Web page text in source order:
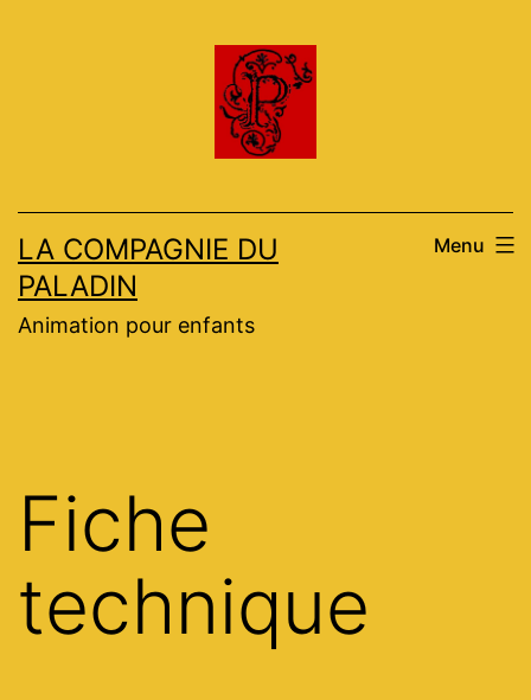
LA COMPAGNIE DU
PALADIN
Animation pour enfants
Menu
Fiche
technique